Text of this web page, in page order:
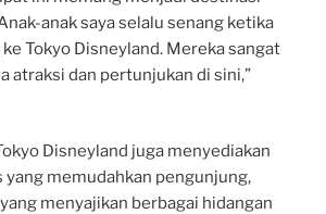
anak saya selalu senang ketika
Tokyo Disneyland. Mereka sangat
atraksi dan pertunjukan di sini,”
Disneyland juga menyediakan
yang memudahkan pengunjung,
menyajikan berbagai hidangan